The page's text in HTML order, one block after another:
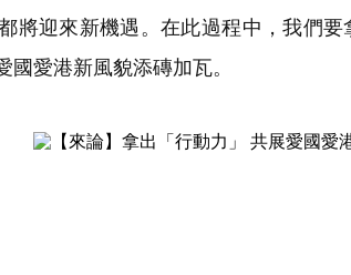
將迎來新機遇。在此過程中，我們
愛港新風貌添磚加瓦。